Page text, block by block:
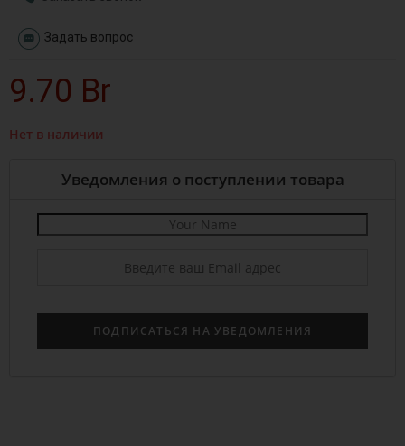
Задать вопрос
9.70 Br
Нет в наличии
Уведомления о поступлении товара